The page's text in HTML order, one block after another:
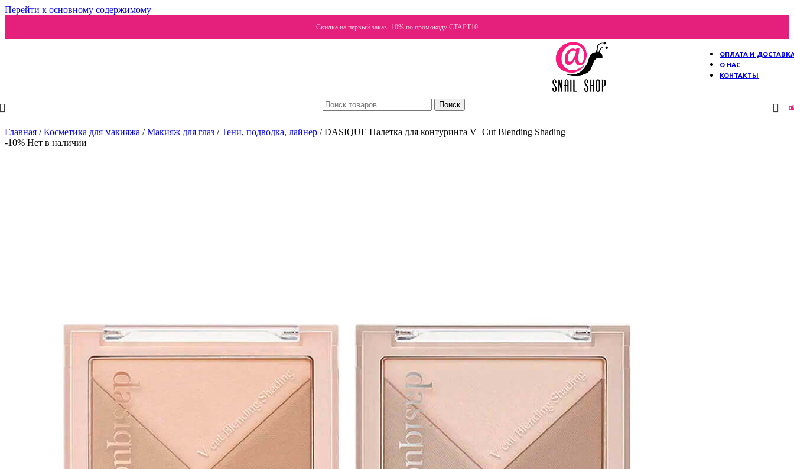
Перейти к основному содержимому
Скидка на первый заказ -10% по промокоду СТАРТ10
ОПЛАТА И
О НАС
КОНТАКТЫ
Поиск 0
Главная / Косметика для макияжа / Макияж для глаз / Тени, подводка, лайнер / DASIQUE Палетка для контуринга V−Cut Blending Shading
-10% Нет в наличии